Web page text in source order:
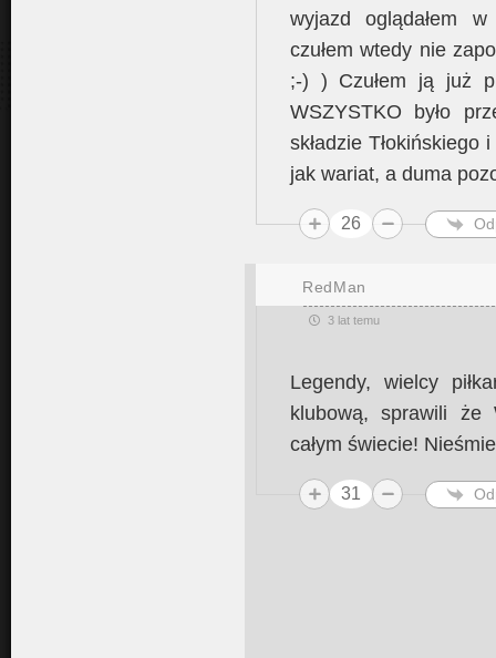
wyjazd oglądałem
czułem wtedy nie
;-) ) Czułem ją już
WSZYSTKO było
składzie Tłokińskiego
jak wariat, a duma
26
RedMan
3 lat temu
Legendy, wielcy
klubową, sprawili że
całym świecie!
31